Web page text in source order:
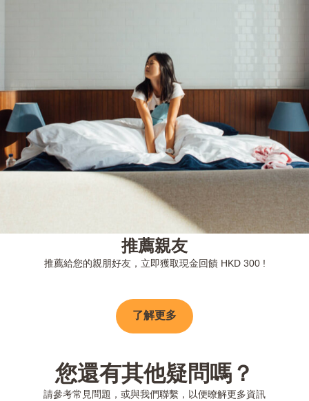
推薦親友
推薦給您的親朋好友，立即獲取現金回饋 HKD 300 !
了解更多
您還有其他疑問嗎？
請參考常見問題，或與我們聯繫，以便暸解更多資訊